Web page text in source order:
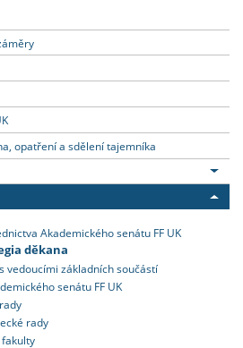
opatření a sdělení tajemníka
Akademického senátu FF UK
děkana
vedoucími základních součástí
senátu FF UK
rady